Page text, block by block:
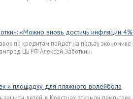
«Можно вновь достичь инфляции
по кредитам пойдёт на пользу
ЦБ РФ Алексей Заботкин.
и площадку для пляжного волейбола